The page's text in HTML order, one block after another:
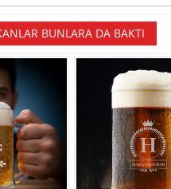
BUNLARA DA BAKTI